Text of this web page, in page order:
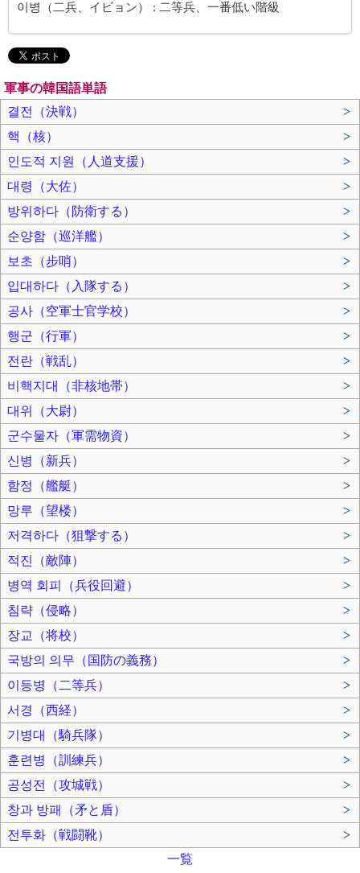
이병（二兵、イビョン） : 二等兵、一番低い階級
軍事の韓国語単語
결전（決戦）
>
핵（核）
>
인도적 지원（人道支援）
>
대령（大佐）
>
방위하다（防衛する）
>
순양함（巡洋艦）
>
보초（步哨）
>
입대하다（入隊する）
>
공사（空軍士官学校）
>
행군（行軍）
>
전란（戦乱）
>
비핵지대（非核地帯）
>
대위（大尉）
>
군수물자（軍需物資）
>
신병（新兵）
>
함정（艦艇）
>
망루（望楼）
>
저격하다（狙撃する）
>
적진（敵陣）
>
병역 회피（兵役回避）
>
침략（侵略）
>
장교（将校）
>
국방의 의무（国防の義務）
>
이등병（二等兵）
>
서경（西経）
>
기병대（騎兵隊）
>
훈련병（訓練兵）
>
공성전（攻城戦）
>
창과 방패（矛と盾）
>
전투화（戦闘靴）
>
一覧